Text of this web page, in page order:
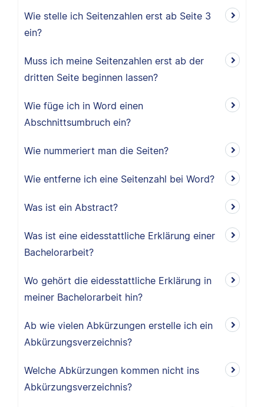
Wie stelle ich Seitenzahlen erst ab Seite 3
ein?
Muss ich meine Seitenzahlen erst ab der
dritten Seite beginnen lassen?
Wie füge ich in Word einen
Abschnittsumbruch ein?
Wie nummeriert man die Seiten?
Wie entferne ich eine Seitenzahl bei Word?
Was ist ein Abstract?
Was ist eine eidesstattliche Erklärung einer
Bachelorarbeit?
Wo gehört die eidesstattliche Erklärung in
meiner Bachelorarbeit hin?
Ab wie vielen Abkürzungen erstelle ich ein
Abkürzungsverzeichnis?
Welche Abkürzungen kommen nicht ins
Abkürzungsverzeichnis?